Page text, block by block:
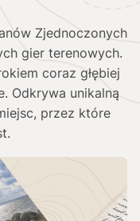
Zjednoczonych
gier terenowych.
coraz głębiej
Odkrywa unikalną
przez które